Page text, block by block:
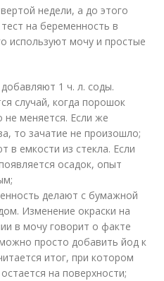
недели, а до этого
на беременность в
используют мочу и простые
1 ч. л. соды.
случай, когда порошок
не меняется. Если же
то зачатие не произошло;
в емкости из стекла. Если
осадок, опыт
делают с бумажной
Изменение окраски на
в мочу говорит о факте
просто добавить йод к
итог, при котором
на поверхности;